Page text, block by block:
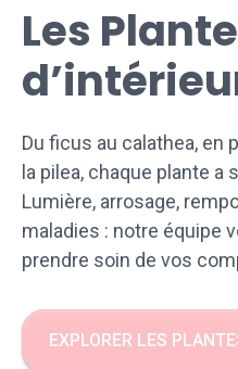
Les
Du ficus au calathea, en
la pilea, chaque plante
Lumière, arrosage,
maladies : notre équipe
prendre soin de vos
EXPLORER LES